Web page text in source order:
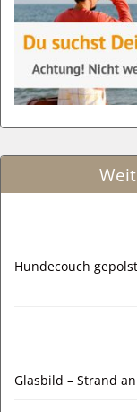
Hundecouch
Glasbild – Strand